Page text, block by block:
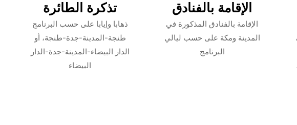
الإقامة بالفنادق
الإقامة بالفنادق المذكورة في
المدينة ومكة على حسب ليالي
البرنامج
تذكرة الطائرة
ذهابا وإيابا على حسب البرنامج
طنجة-المدينة-جدة-طنجة، أو
الدار البيضاء-المدينة-جدة-الدار
البيضاء